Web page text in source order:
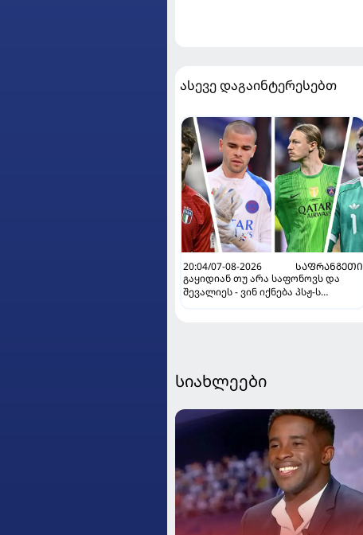
ასევე დაგაინტერესებთ
20:04/07-08-2026
ᲡᲐᲤᲠᲐᲜᲒᲔᲗᲘ
გაყიდიან თუ არა საფონოვს და
შევალიეს - ვინ იქნება პსჟ-ს
სიახლეები